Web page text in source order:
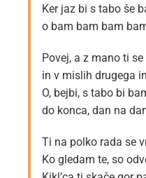
Ker jaz bi s tabo še
o bam bam bam
Povej, a z mano ti
in v mislih drugega
O, bejbi, s tabo bi
do konca, dan na
Ti na polko rada se
Ko gledam te, so